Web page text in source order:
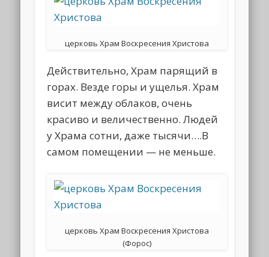
церковь Храм Воскресения Христова
Действительно, Храм парящий в
горах. Везде горы и ущелья. Храм
висит между облаков, очень
красиво и величественно. Людей
у Храма сотни, даже тысячи….В
самом помещении — не меньше.
церковь Храм Воскресения Христова
(Форос)